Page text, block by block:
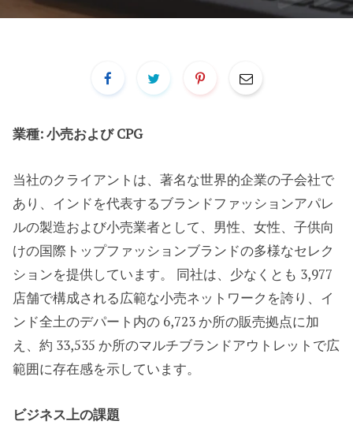
業種: 小売および CPG
当社のクライアントは、著名な世界的企業の子会社で
あり、インドを代表するブランドファッションアパレ
ルの製造および小売業者として、男性、女性、子供向
けの国際トップファッションブランドの多様なセレク
ションを提供しています。 同社は、少なくとも 3,977
店舗で構成される広範な小売ネットワークを誇り、イ
ンド全土のデパート内の 6,723 か所の販売拠点に加
え、約 33,535 か所のマルチブランドアウトレットで広
範囲に存在感を示しています。
ビジネス上の課題